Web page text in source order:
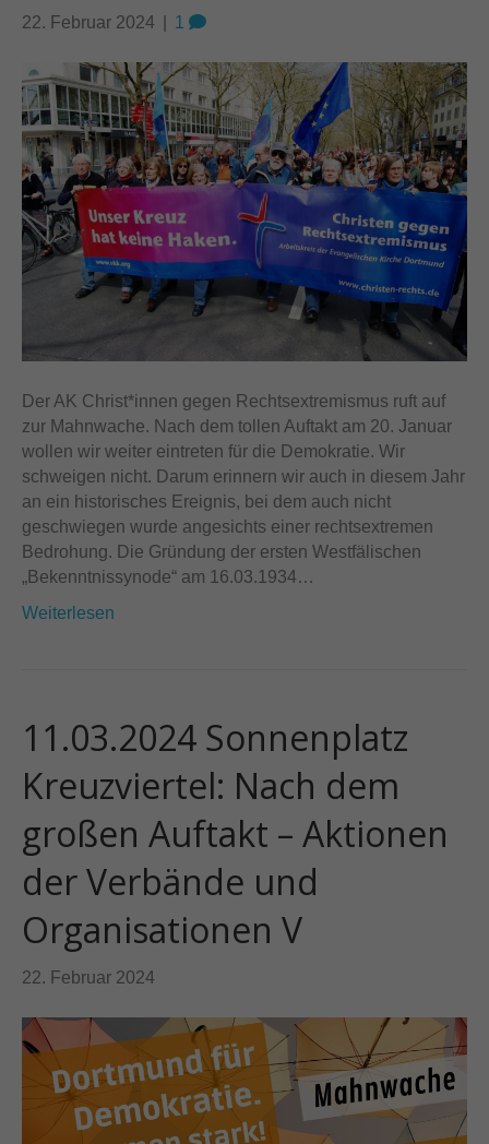
22. Februar 2024 1
Der AK Christ*innen gegen Rechtsextremismus ruft auf
zur Mahnwache. Nach dem tollen Auftakt am 20. Januar
wollen wir weiter eintreten für die Demokratie. Wir
schweigen nicht. Darum erinnern wir auch in diesem Jahr
an ein historisches Ereignis, bei dem auch nicht
geschwiegen wurde angesichts einer rechtsextremen
Bedrohung. Die Gründung der ersten Westfälischen
„Bekenntnissynode“ am 16.03.1934…
Weiterlesen
11.03.2024 Sonnenplatz
Kreuzviertel: Nach dem
großen Auftakt – Aktionen
der Verbände und
Organisationen V
22. Februar 2024